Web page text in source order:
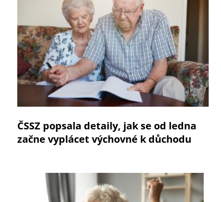
ČSSZ popsala detaily, jak se od ledna
začne vyplácet výchovné k důchodu